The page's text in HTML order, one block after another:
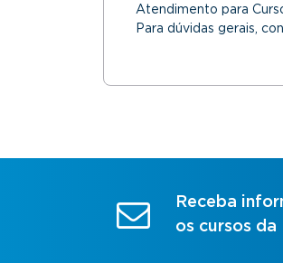
Atendimento para
Para dúvidas gerais,
Receba
os cursos da